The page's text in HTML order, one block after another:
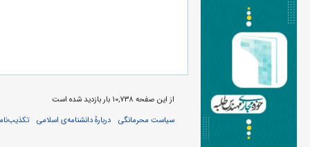
از این صفحه ۱۰,۷۳۸ بار بازدید شده است
سیاست محرمانگی
دربارهٔ دانشنامه‌ی اسلامی